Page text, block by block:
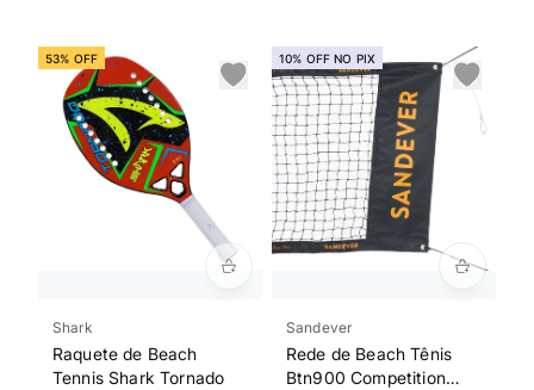
53% OFF
Shark
Raquete de Beach
Tennis Shark Tornado
10% OFF NO PIX
Sandever
Rede de Beach Tênis
Btn900 Competition